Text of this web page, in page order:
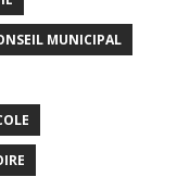
MUNICIPAL